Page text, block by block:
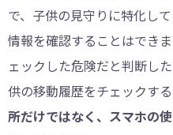
で、子供の見守りに特化し
情報を確認することはでき
ェックした危険だと判断し
供の移動履歴をチェックする
所だけではなく、スマホの